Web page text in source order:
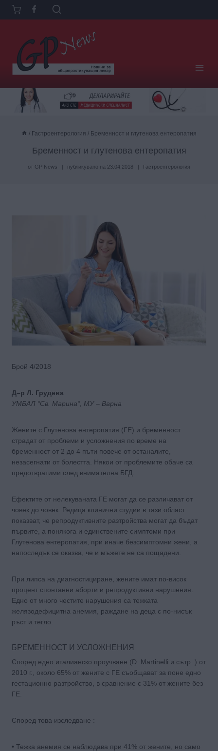
Към
съдържанието
/ Гастроентерология / Бременност и глутенова ентеропатия
Бременност и глутенова ентеропатия
от GP News публикувано на 23.04.2018 Гастроентерология
Брой 4/2018
Д–р Л. Грудева
УМБАЛ “Св. Марина“, МУ – Варна
Жените с Глутенова ентеропатия (ГЕ) и бременност
страдат от проблеми и усложнения по време на
бременност от 2 до 4 пъти повече от останалите,
незасегнати от болестта. Някои от проблемите обаче са
предотвратими след внимателна БГД.
Ефектите от нелекуваната ГЕ могат да се различават от
човек до човек. Редица клинични студии в тази област
показват, че репродуктивните разтройства могат да бъдат
първите, а понякога и единствените симптоми при
Глутенова ентеропатия, при иначе безсимптомни жени, а
напоследък се оказва, че и мъжете не са пощадени.
При липса на диагностициране, жените имат по-висок
процент спонтанни аборти и репродуктивни нарушения.
Едно от много честите нарушения са тежката
желязодефицитна анемия, раждане на деца с по-нисък
ръст и тегло.
БРЕМЕННОСТ И УСЛОЖНЕНИЯ
Според едно италианско проучване (D. Martinelli и сътр. ) от
2010 г., около 65% от жените с ГЕ съобщават за поне едно
гестационно разтройство, в сравнение с 31% от жените без
ГЕ.
Според това изследване :
• Тежка анемия се наблюдава при 41% от жените, но само